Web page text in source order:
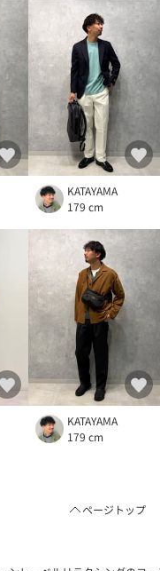
KATAYAMA
179 cm
KATAYAMA
179 cm
ページトップ